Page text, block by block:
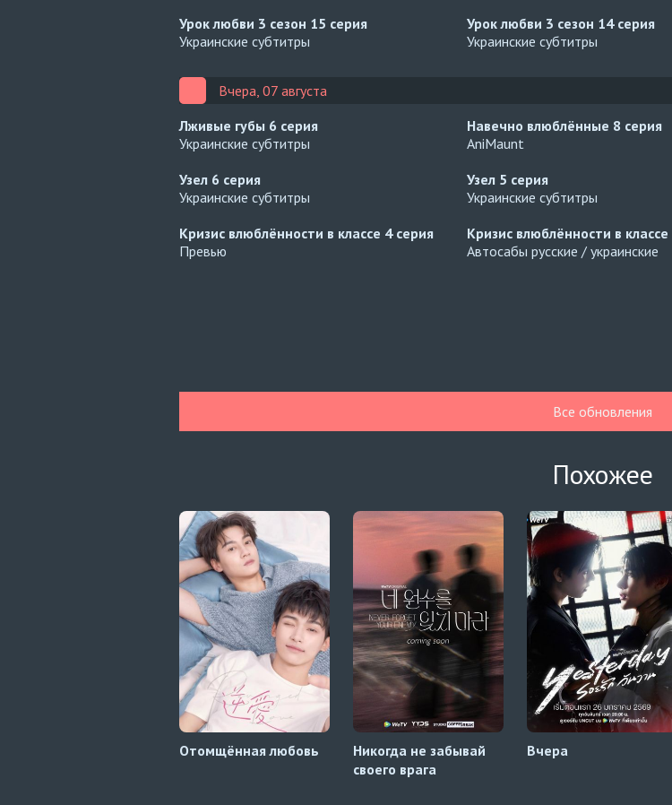
Урок любви 3 сезон 15 серия
Украинские субтитры
Урок любви 3 сезон 14 серия
Украинские субтитры
Вчера, 07 августа
Лживые губы 6 серия
Украинские субтитры
Навечно влюблённые 8 серия
AniMaunt
Узел 6 серия
Украинские субтитры
Узел 5 серия
Украинские субтитры
Кризис влюблённости в классе 4 серия
Превью
Кризис влюблённости в классе
Автосабы русские / украинские
Все обновления
Похожее
Отомщённая любовь
Никогда не забывай
своего врага
Вчера